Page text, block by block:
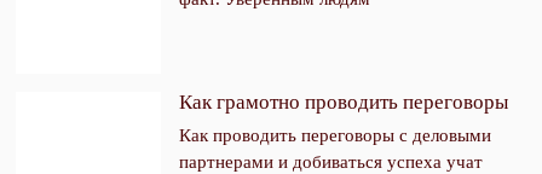
Как грамотно проводить переговоры
Как проводить переговоры с деловыми
партнерами и добиваться успеха учат
еженедельную рассылку
интересных статей
Women-on-line.ru